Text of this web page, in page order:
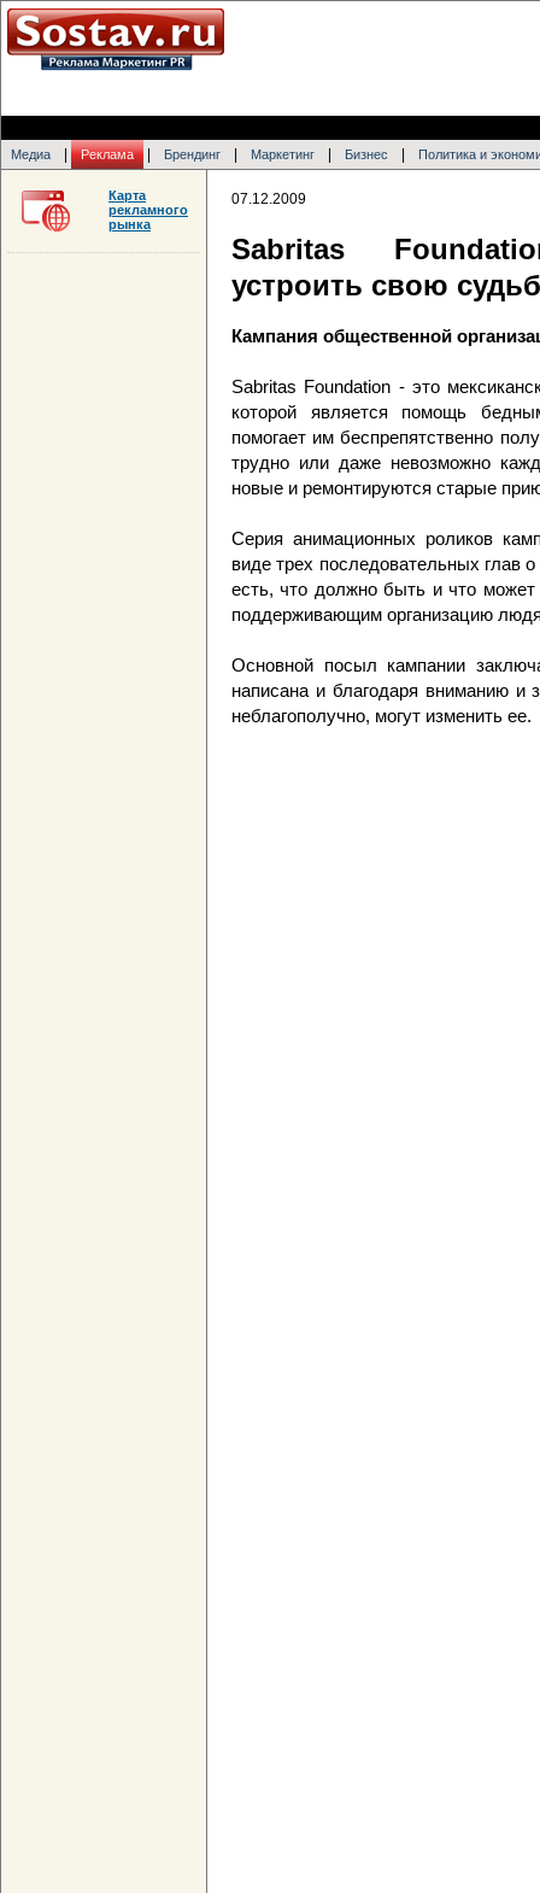
Медиа Реклама Брендинг Маркетинг Бизнес Политика и
07.12.2009
Sabritas
устроить свою
Кампания общественной
Sabritas Foundation - это
которой является помощь
помогает им беспрепятственно
трудно или даже невозможно
новые и ремонтируются старые
Серия анимационных роликов
виде трех последовательных глав
есть, что должно быть и что может
поддерживающим организацию
Основной посыл кампании
написана и благодаря вниманию и
неблагополучно, могут изменить ее.
Карта
рекламного
рынка